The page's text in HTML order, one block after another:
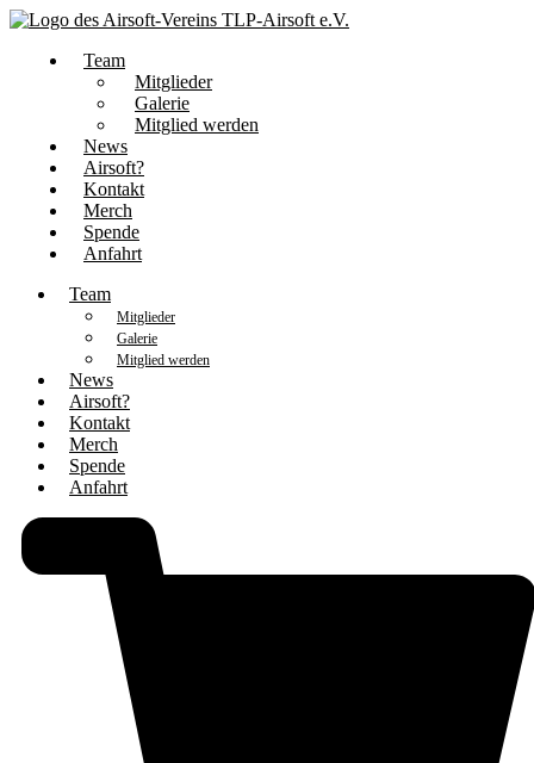
Team
Mitglieder
Galerie
Mitglied werden
News
Airsoft?
Kontakt
Merch
Spende
Anfahrt
Team
Mitglieder
Galerie
Mitglied werden
News
Airsoft?
Kontakt
Merch
Spende
Anfahrt